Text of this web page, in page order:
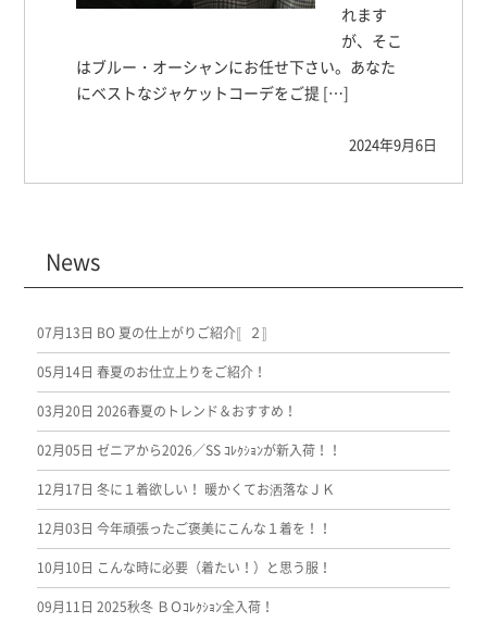
れます
が、そこ
はブルー・オーシャンにお任せ下さい。あなた
にベストなジャケットコーデをご提 […]
2024年9月6日
News
07月13日 BO 夏の仕上がりご紹介〚２〛
05月14日 春夏のお仕立上りをご紹介！
03月20日 2026春夏のトレンド＆おすすめ！
02月05日 ゼニアから2026／SS ｺﾚｸｼｮﾝが新入荷！！
12月17日 冬に１着欲しい！ 暖かくてお洒落なＪＫ
12月03日 今年頑張ったご褒美にこんな１着を！！
10月10日 こんな時に必要（着たい！）と思う服！
09月11日 2025秋冬 ＢＯｺﾚｸｼｮﾝ全入荷！